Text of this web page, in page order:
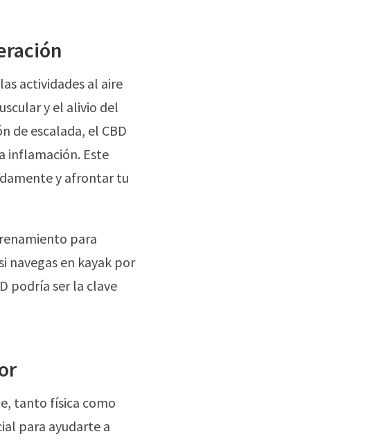
actividades al aire
y el alivio del
de escalada, el CBD
inflamación. Este
y afrontar tu
para
navegas en kayak por
podría ser la clave
tanto física como
para ayudarte a